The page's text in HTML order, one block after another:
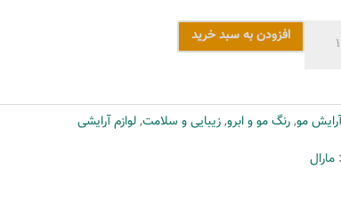
افزودن به سبد خرید
مو,رنگ مو و ابرو,زیبایی و سلامت,لوازم آرایشی
مارال